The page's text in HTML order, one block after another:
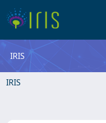
IRIS
IRIS